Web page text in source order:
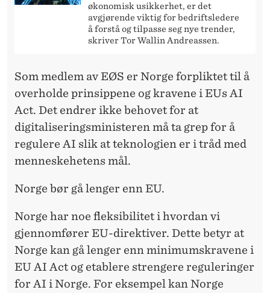
økonomisk usikkerhet, er det
avgjørende viktig for bedriftsledere
å forstå og tilpasse seg nye trender,
skriver Tor Wallin Andreassen.
Som medlem av EØS er Norge forpliktet til å
overholde prinsippene og kravene i EUs AI
Act. Det endrer ikke behovet for at
digitaliseringsministeren må ta grep for å
regulere AI slik at teknologien er i tråd med
menneskehetens mål.
Norge bør gå lenger enn EU.
Norge har noe fleksibilitet i hvordan vi
gjennomfører EU-direktiver. Dette betyr at
Norge kan gå lenger enn minimumskravene i
EU AI Act og etablere strengere reguleringer
for AI i Norge. For eksempel kan Norge